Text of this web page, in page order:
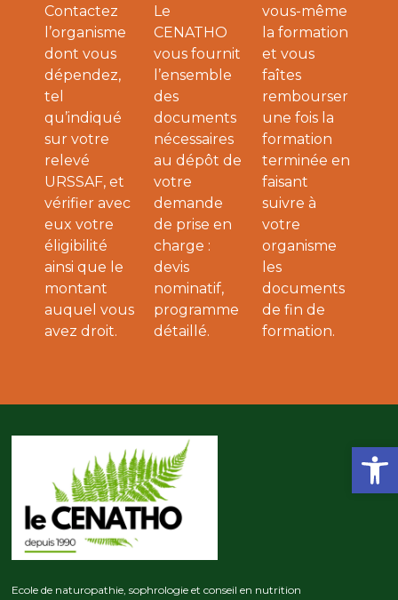
Ouvrir
Contactez
l’organisme
dont vous
dépendez,
tel
qu’indiqué
sur votre
relevé
URSSAF, et
vérifier avec
eux votre
éligibilité
ainsi que le
montant
auquel vous
avez droit.
Le
CENATHO
vous fournit
l’ensemble
des
documents
nécessaires
au dépôt de
votre
demande
de prise en
charge :
devis
nominatif,
programme
détaillé.
vous-même
la formation
et vous
faîtes
rembourser
une fois la
formation
terminée en
faisant
suivre à
votre
organisme
les
documents
de fin de
formation.
Ecole de naturopathie, sophrologie et conseil en nutrition